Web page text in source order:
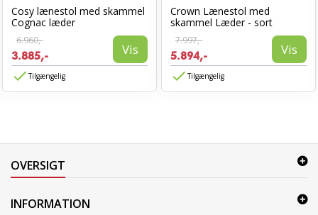
Cosy lænestol med skammel
Cognac læder
6.960,-
3.885,- Vis
Tilgængelig
Crown Lænestol med
skammel Læder - sort
7.997,-
5.894,- Vis
Tilgængelig
OVERSIGT
INFORMATION